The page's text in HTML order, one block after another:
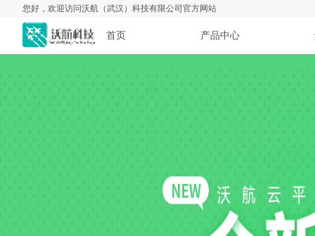
您好，欢迎访问沃航（武汉）科技有限公司官方网站
首页 产品中心